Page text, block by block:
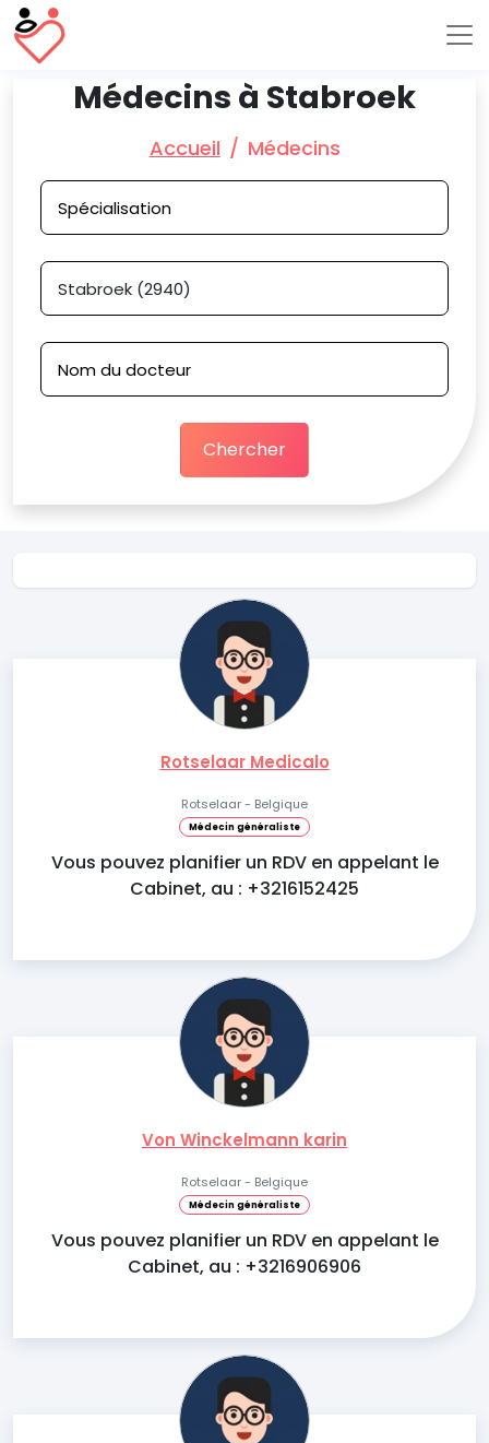
Médecins à Stabroek
Accueil Médecins
Chercher
Rotselaar Medicalo
Rotselaar - Belgique
Médecin généraliste
Vous pouvez planifier un RDV en appelant le
Cabinet, au : +3216152425
Von Winckelmann karin
Rotselaar - Belgique
Médecin généraliste
Vous pouvez planifier un RDV en appelant le
Cabinet, au : +3216906906